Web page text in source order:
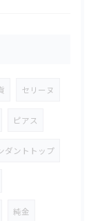
セリーヌ
ピアス
ダントトップ
純金